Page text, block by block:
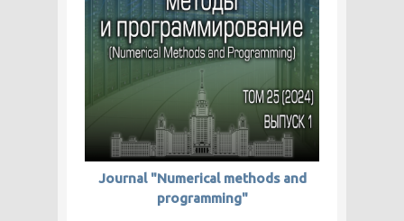
Journal "Numerical methods and
programming"